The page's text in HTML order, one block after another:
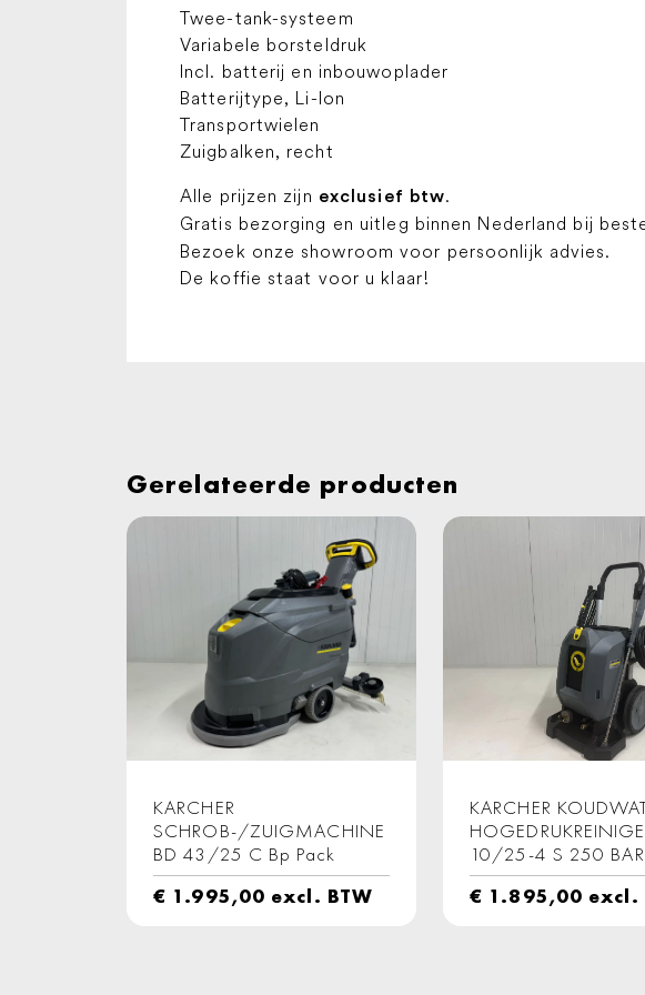
Twee-tank-systeem
Variabele borsteldruk
Incl. batterij en inbouwoplader
Batterijtype, Li-Ion
Transportwielen
Zuigbalken, recht
Alle prijzen zijn exclusief btw.
Gratis bezorging en uitleg binnen Nederland bij
Bezoek onze showroom voor persoonlijk advies.
De koffie staat voor u klaar!
Gerelateerde producten
KARCHER
SCHROB-/ZUIGMACHINE
BD 43/25 C Bp Pack
€ 1.995,00 excl. BTW
KARCHER
10/25-4 S 250
€ 1.895,00 excl.